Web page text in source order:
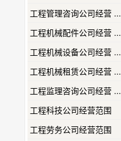
工程管理咨询公司经营 ...
工程机械配件公司经营 ...
工程机械设备公司经营 ...
工程机械租赁公司经营 ...
工程监理咨询公司经营 ...
工程科技公司经营范围
工程劳务公司经营范围